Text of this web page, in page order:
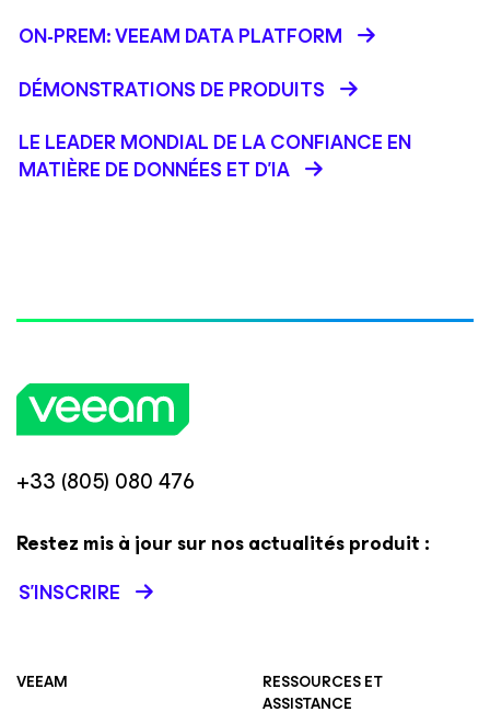
ON-PREM: VEEAM DATA PLATFORM
DÉMONSTRATIONS DE PRODUITS
LE LEADER MONDIAL DE LA CONFIANCE EN
MATIÈRE DE DONNÉES ET D'IA
+33 (805) 080 476
Restez mis à jour sur nos actualités produit :
S’INSCRIRE
VEEAM
RESSOURCES ET
ASSISTANCE